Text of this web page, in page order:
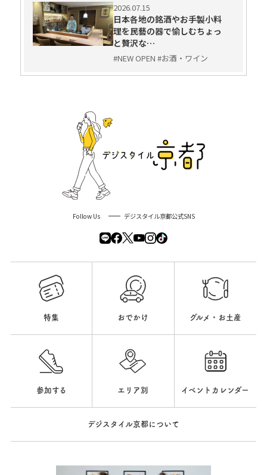
2026.07.15
日本各地の銘酒やお手製小料
理を民藝の器で愉しむちょっ
と贅沢な…
#NEW OPEN #お酒・ワイン
Follow Us デジスタイル京都公式SNS
特集 おでかけ グルメ・お土産
参加する エリア別 イベントカレンダー
デジスタイル京都について